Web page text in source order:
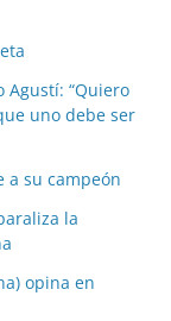
Agustí: “Quiero
uno debe ser
a su campeón
la
opina en